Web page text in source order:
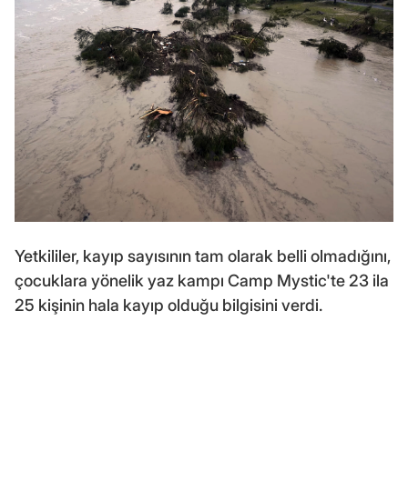
Yetkililer, kayıp sayısının tam olarak belli olmadığını,
çocuklara yönelik yaz kampı Camp Mystic'te 23 ila
25 kişinin hala kayıp olduğu bilgisini verdi.